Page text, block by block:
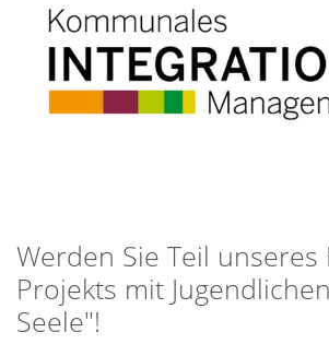
Werden Sie Teil unseres
Projekts mit
Seele"!